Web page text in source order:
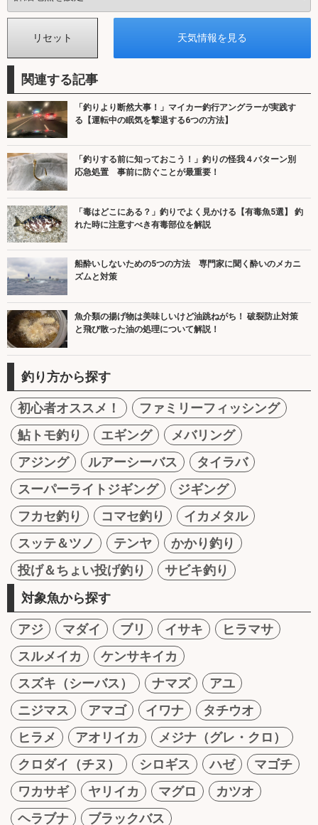
関連する記事
「釣りより断然大事！」マイカー釣行アングラーが実践す
る【運転中の眠気を撃退する6つの方法】
「釣りする前に知っておこう！」釣りの怪我４パターン別
応急処置 事前に防ぐことが最重要！
「毒はどこにある？」釣りでよく見かける【有毒魚5選】 釣
れた時に注意すべき有毒部位を解説
船酔いしないための5つの方法 専門家に聞く酔いのメカニ
ズムと対策
魚介類の揚げ物は美味しいけど油跳ねがち！ 破裂防止対策
と飛び散った油の処理について解説！
釣り方から探す
初心者オススメ！
ファミリーフィッシング
鮎トモ釣り
エギング
メバリング
アジング
ルアーシーバス
タイラバ
スーパーライトジギング
ジギング
フカセ釣り
コマセ釣り
イカメタル
スッテ＆ツノ
テンヤ
かかり釣り
投げ＆ちょい投げ釣り
サビキ釣り
対象魚から探す
アジ マダイ ブリ イサキ
ヒラマサ
スルメイカ
ケンサキイカ
スズキ（シーバス）
ナマズ
アユ
ニジマス
アマゴ イワナ
タチウオ
ヒラメ
アオリイカ
メジナ（グレ・クロ）
クロダイ（チヌ）
シロギス ハゼ
マゴチ
ワカサギ
ヤリイカ マグロ
カツオ
ヘラブナ
ブラックバス